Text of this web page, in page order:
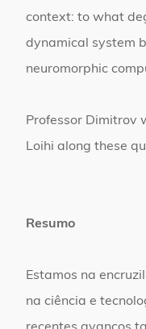
context: to what
dynamical system
neuromorphic
Professor Dimitrov
Loihi along these
Resumo
Estamos na
na ciência e